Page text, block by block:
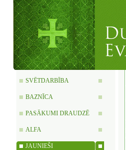
SVĒTDARBĪBA
BAZNĪCA
PASĀKUMI DRAUDZĒ
ALFA
JAUNIEŠI